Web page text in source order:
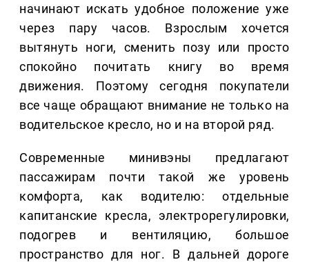
начинают искать удобное положение уже
через пару часов. Взрослым хочется
вытянуть ноги, сменить позу или просто
спокойно почитать книгу во время
движения. Поэтому сегодня покупатели
все чаще обращают внимание не только на
водительское кресло, но и на второй ряд.
Современные минивэны предлагают
пассажирам почти такой же уровень
комфорта, как водителю: отдельные
капитанские кресла, электрорегулировки,
подогрев и вентиляцию, большое
пространство для ног. В дальней дороге